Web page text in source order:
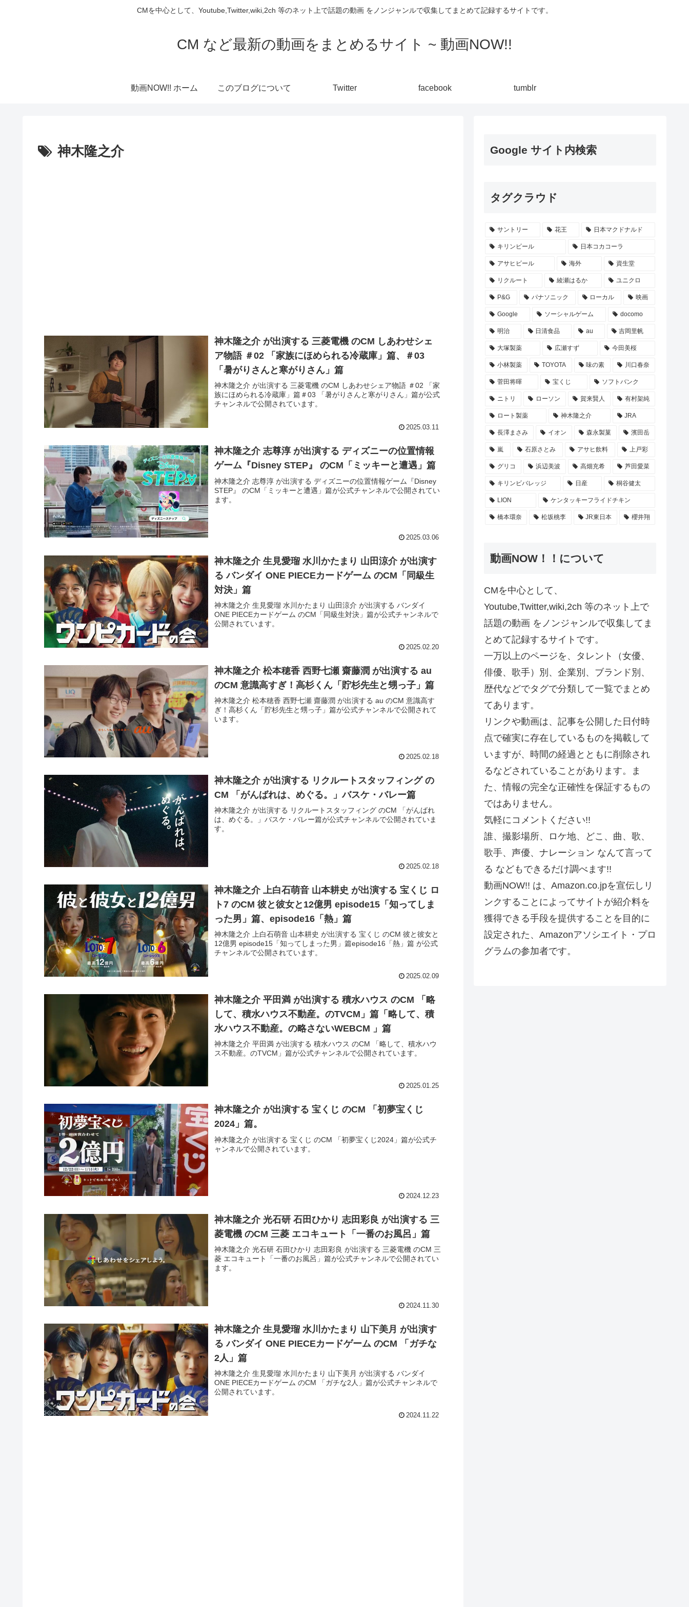
CMを中心として、Youtube,Twitter,wiki,2ch 等のネット上で話題の動画 をノンジャンルで収集してまとめて記録するサイトです。
CM など最新の動画をまとめるサイト ~ 動画NOW!!
動画NOW!! ホーム このブログについて Twitter facebook tumblr
神木隆之介
神木隆之介 が出演する 三菱電機 のCM しあわせシェ
ア物語 ＃02 「家族にほめられる冷蔵庫」篇、＃03
「暑がりさんと寒がりさん」篇
神木隆之介 が出演する 三菱電機 のCM しあわせシェア物語 ＃02 「家
族にほめられる冷蔵庫」篇＃03 「暑がりさんと寒がりさん」篇が公式
チャンネルで公開されています。
2025.03.11
神木隆之介 志尊淳 が出演する ディズニーの位置情報
ゲーム『Disney STEP』 のCM「ミッキーと遭遇」篇
神木隆之介 志尊淳 が出演する ディズニーの位置情報ゲーム『Disney
STEP』 のCM「ミッキーと遭遇」篇が公式チャンネルで公開されてい
ます。
2025.03.06
神木隆之介 生見愛瑠 水川かたまり 山田涼介 が出演す
る バンダイ ONE PIECEカードゲーム のCM「同級生
対決」篇
神木隆之介 生見愛瑠 水川かたまり 山田涼介 が出演する バンダイ
ONE PIECEカードゲーム のCM「同級生対決」篇が公式チャンネルで
公開されています。
2025.02.20
神木隆之介 松本穂香 西野七瀬 齋藤潤 が出演する au
のCM 意識高すぎ！高杉くん「貯杉先生と甥っ子」篇
神木隆之介 松本穂香 西野七瀬 齋藤潤 が出演する au のCM 意識高す
ぎ！高杉くん「貯杉先生と甥っ子」篇が公式チャンネルで公開されて
います。
2025.02.18
神木隆之介 が出演する リクルートスタッフィング の
CM 「がんばれは、めぐる。」バスケ・バレー篇
神木隆之介 が出演する リクルートスタッフィング のCM 「がんばれ
は、めぐる。」バスケ・バレー篇が公式チャンネルで公開されていま
す。
2025.02.18
神木隆之介 上白石萌音 山本耕史 が出演する 宝くじ ロ
ト7 のCM 彼と彼女と12億男 episode15「知ってしま
った男」篇、episode16「熱」篇
神木隆之介 上白石萌音 山本耕史 が出演する 宝くじ のCM 彼と彼女と
12億男 episode15「知ってしまった男」篇episode16「熱」篇 が公式
チャンネルで公開されています。
2025.02.09
神木隆之介 平田満 が出演する 積水ハウス のCM 「略
して、積水ハウス不動産。のTVCM」篇「略して、積
水ハウス不動産。の略さないWEBCM 」篇
神木隆之介 平田満 が出演する 積水ハウス のCM 「略して、積水ハウ
ス不動産。のTVCM」篇が公式チャンネルで公開されています。
2025.01.25
神木隆之介 が出演する 宝くじ のCM 「初夢宝くじ
2024」篇。
神木隆之介 が出演する 宝くじ のCM 「初夢宝くじ2024」篇が公式チ
ャンネルで公開されています。
2024.12.23
神木隆之介 光石研 石田ひかり 志田彩良 が出演する 三
菱電機 のCM 三菱 エコキュート「一番のお風呂」篇
神木隆之介 光石研 石田ひかり 志田彩良 が出演する 三菱電機 のCM 三
菱 エコキュート「一番のお風呂」篇が公式チャンネルで公開されてい
ます。
2024.11.30
神木隆之介 生見愛瑠 水川かたまり 山下美月 が出演す
る バンダイ ONE PIECEカードゲーム のCM 「ガチな
2人」篇
神木隆之介 生見愛瑠 水川かたまり 山下美月 が出演する バンダイ
ONE PIECEカードゲーム のCM 「ガチな2人」篇が公式チャンネルで
公開されています。
2024.11.22
Google サイト内検索
タグクラウド
サントリー 花王 日本マクドナルド
キリンビール 日本コカコーラ
アサヒビール 海外 資生堂
リクルート 綾瀬はるか ユニクロ
P&G パナソニック ローカル 映画
Google ソーシャルゲーム docomo
明治 日清食品 au 吉岡里帆
大塚製薬 広瀬すず 今田美桜
小林製薬 TOYOTA 味の素 川口春奈
菅田将暉 宝くじ ソフトバンク
ニトリ ローソン 賀来賢人 有村架純
ロート製薬 神木隆之介 JRA
長澤まさみ イオン 森永製菓 濱田岳
嵐 石原さとみ アサヒ飲料 上戸彩
グリコ 浜辺美波 高畑充希 芦田愛菜
キリンビバレッジ 日産 桐谷健太
LION ケンタッキーフライドチキン
橋本環奈 松坂桃李 JR東日本 櫻井翔
動画NOW！！について
CMを中心として、
Youtube,Twitter,wiki,2ch 等のネット上で
話題の動画 をノンジャンルで収集してま
とめて記録するサイトです。
一万以上のページを、タレント（女優、
俳優、歌手）別、企業別、ブランド別、
歴代などでタグで分類して一覧でまとめ
てあります。
リンクや動画は、記事を公開した日付時
点で確実に存在しているものを掲載して
いますが、時間の経過とともに削除され
るなどされていることがあります。ま
た、情報の完全な正確性を保証するもの
ではありません。
気軽にコメントください!!
誰、撮影場所、ロケ地、どこ、曲、歌、
歌手、声優、ナレーション なんて言って
る などもできるだけ調べます!!
動画NOW!! は、Amazon.co.jpを宣伝しリ
ンクすることによってサイトが紹介料を
獲得できる手段を提供することを目的に
設定された、Amazonアソシエイト・プロ
グラムの参加者です。